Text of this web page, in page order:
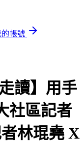
的帳號
讀】用手
社區記者
林琨堯 X